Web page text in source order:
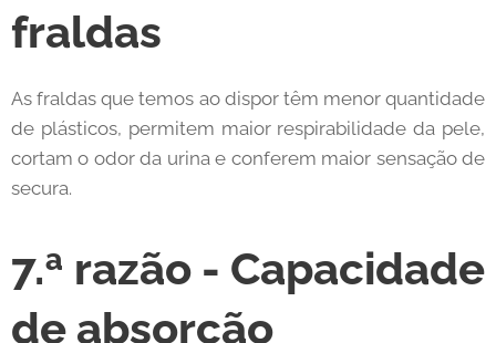
fraldas
As fraldas que temos ao dispor têm menor quantidade
de plásticos, permitem maior respirabilidade da pele,
cortam o odor da urina e conferem maior sensação de
secura.
7.ª razão - Capacidade
de absorção